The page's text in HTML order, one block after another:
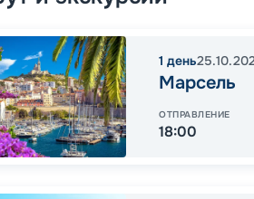
1 день
Марсель
ОТПРАВЛЕНИЕ
18:00